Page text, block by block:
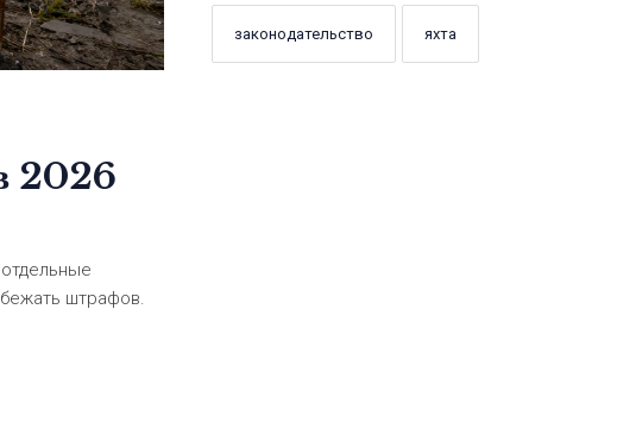
2026
штрафов.
законодательство яхта